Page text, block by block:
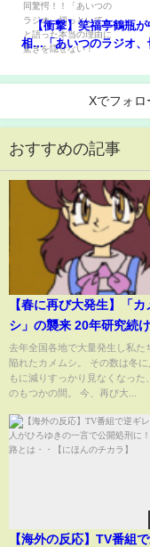
【衝撃】笑福亭鶴瓶
相...「あいつのラジオ
Xでフォロ
おすすめの記事
【春に再び大発生】「カ
シ」の襲来 20年研究続
家も「予測不能な事態」
の光に寄ってくるため照
LEDに替えることがオス
去年全国各地で大量発生し私た
陥れたカメムシ。 その数は冬に
もに減りすっかり見なくなった
のもつかの間。 今、再び大...
【海外の反応】TV番組